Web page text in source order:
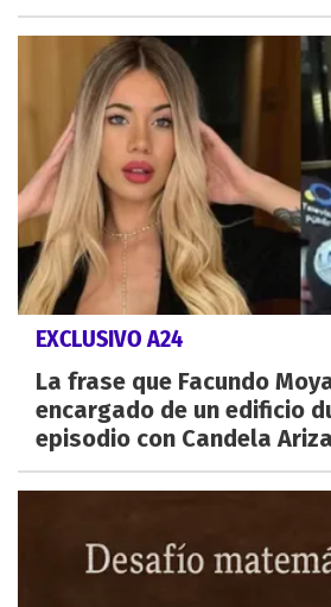
EXCLUSIVO A24
La frase que Facundo
encargado de un edificio
episodio con Candela